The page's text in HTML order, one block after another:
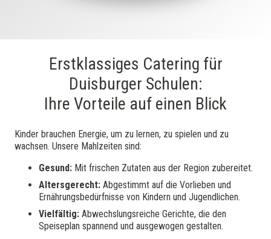
Erstklassiges Catering für
Duisburger Schulen:
Ihre Vorteile auf einen Blick
Kinder brauchen Energie, um zu lernen, zu spielen und zu
wachsen. Unsere Mahlzeiten sind:
Gesund: Mit frischen Zutaten aus der Region zubereitet.
Altersgerecht: Abgestimmt auf die Vorlieben und
Ernährungsbedürfnisse von Kindern und Jugendlichen.
Vielfältig: Abwechslungsreiche Gerichte, die den
Speiseplan spannend und ausgewogen gestalten.